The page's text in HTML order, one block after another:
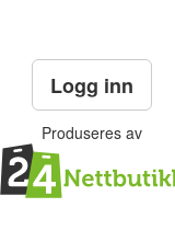
Logg inn
Produseres av